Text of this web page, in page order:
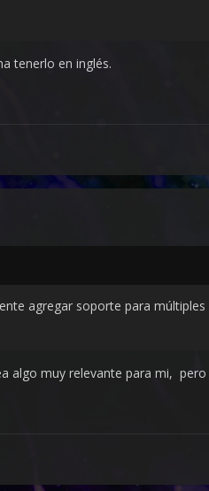
tenerlo en inglés.
agregar soporte para
algo muy relevante para mi, pero